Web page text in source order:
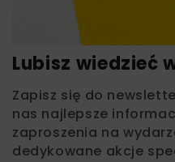
Lubisz wiedzieć
Zapisz się do
nas najlepsze
zaproszenia na
dedykowane akcje